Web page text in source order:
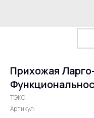
Прихожая
ТЭКС
Артикул: